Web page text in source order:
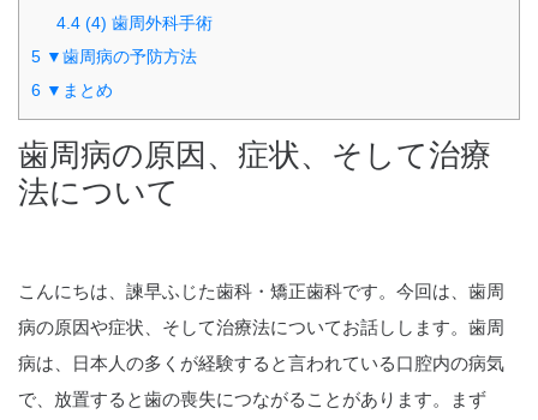
4.4 (4) 歯周外科手術
5 ▼歯周病の予防方法
6 ▼まとめ
歯周病の原因、症状、そして治療
法について
こんにちは、諫早ふじた歯科・矯正歯科です。今回は、歯周
病の原因や症状、そして治療法についてお話しします。歯周
病は、日本人の多くが経験すると言われている口腔内の病気
で、放置すると歯の喪失につながることがあります。まず